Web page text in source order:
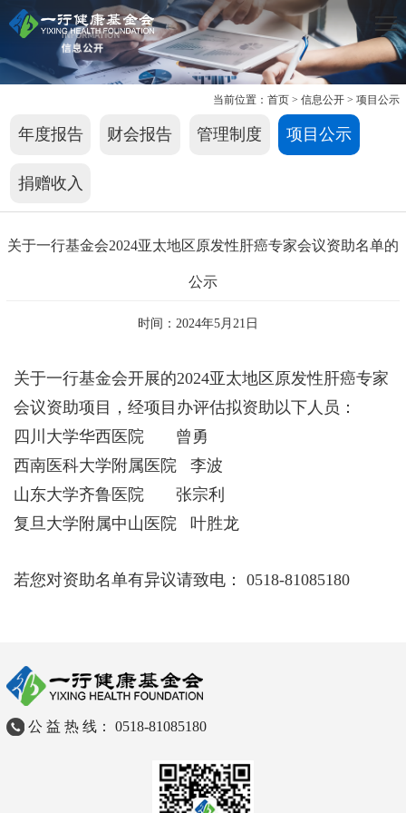
当前位置：首页 >信息公开 >项目公示
年度报告 财会报告 管理制度 项目公示
捐赠收入
关于一行基金会2024亚太地区原发性肝癌专家会议资助名单的
公示
时间：2024年5月21日
关于一行基金会开展的2024亚太地区原发性肝癌专家
会议资助项目，经项目办评估拟资助以下人员：
四川大学华西医院 曾勇
西南医科大学附属医院 李波
山东大学齐鲁医院 张宗利
复旦大学附属中山医院 叶胜龙
若您对资助名单有异议请致电： 0518-81085180
公 益 热 线： 0518-81085180